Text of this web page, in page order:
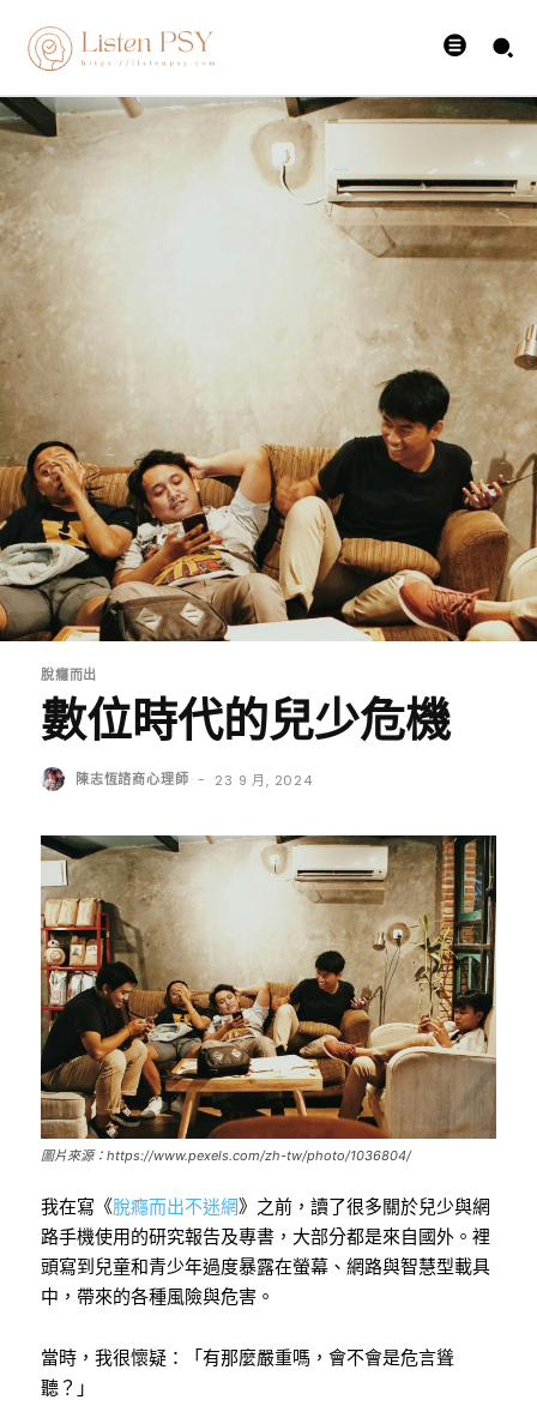
脫癮而出
數位時代的兒少危機
陳志恆諮商心理師 - 23 9 月, 2024
圖片來源：https://www.pexels.com/zh-tw/photo/1036804/
我在寫《脫癮而出不迷網》之前，讀了很多關於兒少與網
路手機使用的研究報告及專書，大部分都是來自國外。裡
頭寫到兒童和青少年過度暴露在螢幕、網路與智慧型載具
中，帶來的各種風險與危害。
當時，我很懷疑：「有那麼嚴重嗎，會不會是危言聳
聽？」